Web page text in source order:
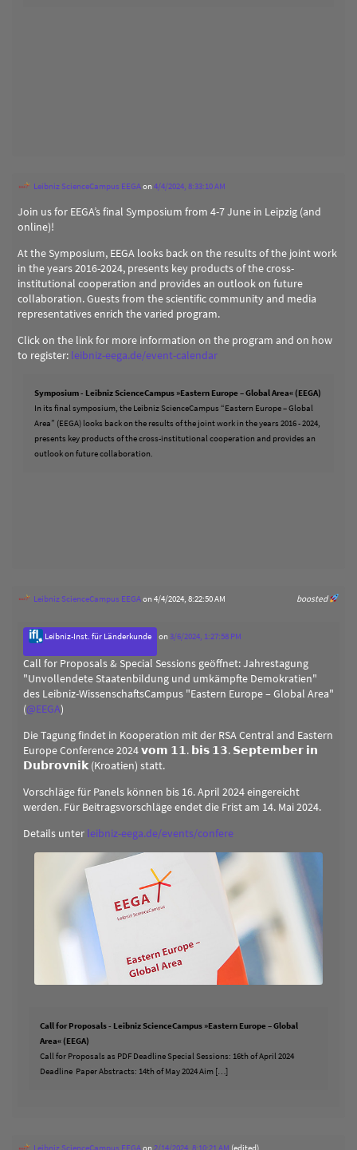
Leibniz ScienceCampus EEGAon4/4/2024, 8:33:10 AM
Join us for EEGA’s final Symposium from 4-7 June in Leipzig (and
online)!
At the Symposium, EEGA looks back on the results of the joint work
in the years 2016-2024, presents key products of the cross-
institutional cooperation and provides an outlook on future
collaboration. Guests from the scientific community and media
representatives enrich the varied program.
Click on the link for more information on the program and on how
to register: leibniz-eega.de/event-calendar
Symposium - Leibniz ScienceCampus »Eastern Europe – Global Area« (EEGA)
In its final symposium, the Leibniz ScienceCampus “Eastern Europe – Global
Area” (EEGA) looks back on the results of the joint work in the years 2016 - 2024,
presents key products of the cross-institutional cooperation and provides an
outlook on future collaboration.
boosted
Leibniz ScienceCampus EEGAon 4/4/2024, 8:22:50 AM
Leibniz-Inst. für Länderkunde on3/6/2024, 1:27:58 PM
Call for Proposals & Special Sessions geöffnet: Jahrestagung
"Unvollendete Staatenbildung und umkämpfte Demokratien"
des Leibniz-WissenschaftsCampus "Eastern Europe – Global Area"
(@EEGA)
Die Tagung findet in Kooperation mit der RSA Central and Eastern
Europe Conference 2024 𝘃𝗼𝗺 𝟭𝟭. 𝗯𝗶𝘀 𝟭𝟯. 𝗦𝗲𝗽𝘁𝗲𝗺𝗯𝗲𝗿 𝗶𝗻
𝗗𝘂𝗯𝗿𝗼𝘃𝗻𝗶𝗸 (Kroatien) statt.
Vorschläge für Panels können bis 16. April 2024 eingereicht
werden. Für Beitragsvorschläge endet die Frist am 14. Mai 2024.
Details unter leibniz-eega.de/events/confere
Call for Proposals - Leibniz ScienceCampus »Eastern Europe – Global
Area« (EEGA)
Call for Proposals as PDF Deadline Special Sessions: 16th of April 2024
Deadline Paper Abstracts: 14th of May 2024 Aim […]